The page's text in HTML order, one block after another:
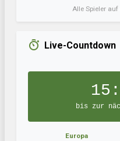
Alle Spieler
Live-Countdown
bis zur
Europa